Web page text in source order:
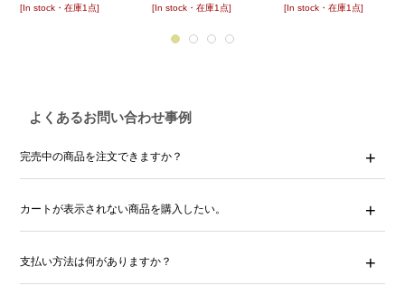
[In stock・在庫1点]
[In stock・在庫1点]
[In stock・在庫1点]
よくあるお問い合わせ事例
完売中の商品を注文できますか？
カートが表示されない商品を購入したい。
支払い方法は何がありますか？